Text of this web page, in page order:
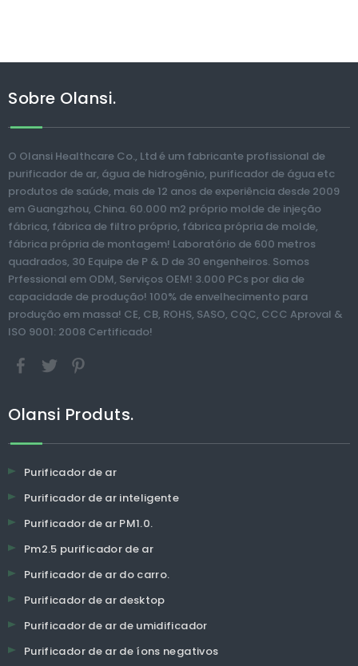
Sobre Olansi.
O Olansi Healthcare Co., Ltd é um fabricante profissional de
purificador de ar, água de hidrogênio, purificador de água etc
produtos de saúde, mais de 12 anos de experiência desde 2009
em Guangzhou, China. 60.000 m2 próprio molde de injeção
fábrica, fábrica de filtro próprio, fábrica própria de molde,
fábrica própria de montagem! Laboratório de 600 metros
quadrados, 30 Equipe de P & D de 30 engenheiros. Somos
Prfessional em ODM, Serviços OEM! 3.000 PCs por dia de
capacidade de produção! 100% de envelhecimento para
produção em massa! CE, CB, ROHS, SASO, CQC, CCC Aproval &
ISO 9001: 2008 Certificado!
Olansi Produts.
Purificador de ar
Purificador de ar inteligente
Purificador de ar PM1.0.
Pm2.5 purificador de ar
Purificador de ar do carro.
Purificador de ar desktop
Purificador de ar de umidificador
Purificador de ar de íons negativos